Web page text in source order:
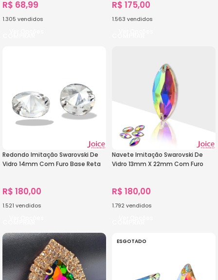
R$ 68,99
1.305 vendidos
R$ 175,00
1.563 vendidos
Redondo Imitação Swarovski De
Vidro 14mm Com Furo Base Reta
R$ 180,00
1.521 vendidos
Navete Imitação Swarovski De
Vidro 13mm X 22mm Com Furo
R$ 180,00
1.792 vendidos
ESGOTADO